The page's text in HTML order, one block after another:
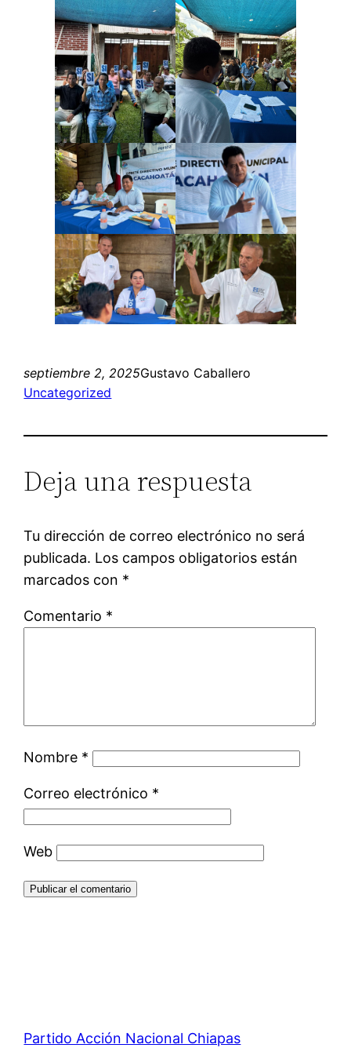
septiembre 2, 2025Gustavo Caballero
Uncategorized
Deja una respuesta
Tu dirección de correo electrónico no será
publicada. Los campos obligatorios están
marcados con *
Comentario *
Nombre *
Correo electrónico *
Web
Partido Acción Nacional Chiapas